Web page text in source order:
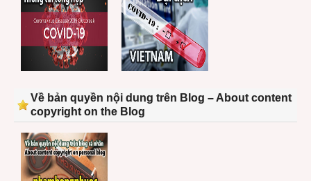
Về bản quyền nội dung trên Blog – About content
copyright on the Blog